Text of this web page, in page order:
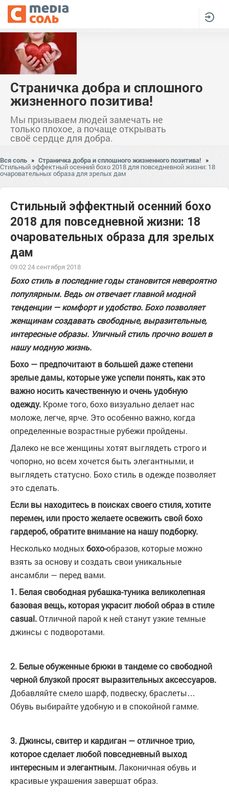
Страничка добра и сплошного
жизненного позитива!
Мы призываем людей замечать не
только плохое, а почаще открывать
своё сердце для добра.
Вся соль » Страничка добра и сплошного жизненного позитива! »
Стильный эффектный осенний бохо 2018 для повседневной жизни: 18
очаровательных образа для зрелых дам
Стильный эффектный осенний бохо
2018 для повседневной жизни: 18
очаровательных образа для зрелых
дам
09:02 24 сентября 2018
Бохо стиль в последние годы становится невероятно
популярным. Ведь он отвечает главной модной
тенденции — комфорт и удобство. Бохо позволяет
женщинам создавать свободные, выразительные,
интересные образы. Уличный стиль прочно вошел в
нашу модную жизнь.
Бохо — предпочитают в большей даже степени
зрелые дамы, которые уже успели понять, как это
важно носить качественную и очень удобную
одежду. Кроме того, бохо визуально делает нас
моложе, легче, ярче. Это особенно важно, когда
определенные возрастные рубежи пройдены.
Далеко не все женщины хотят выглядеть строго и
чопорно, но всем хочется быть элегантными, и
выглядеть статусно. Бохо стиль в одежде позволяет
это сделать.
Если вы находитесь в поисках своего стиля, хотите
перемен, или просто желаете освежить свой бохо
гардероб, обратите внимание на нашу подборку.
Несколько модныхбохо-образов, которые можно
взять за основу и создать свои уникальные
ансамбли — перед вами.
1. Белая свободная рубашка-туника великолепная
базовая вещь, которая украсит любой образ в стиле
casual. Отличной парой к ней станут узкие темные
джинсы с подворотами.
2. Белые обуженные брюки в тандеме со свободной
черной блузкой просят выразительных аксессуаров.
Добавляйте смело шарф, подвеску, браслеты…
Обувь выбирайте удобную и в спокойной гамме.
3. Джинсы, свитер и кардиган — отличное трио,
которое сделает любой повседневный выход
интересным и элегантным.Лаконичная обувь и
красивые украшения завершат образ.